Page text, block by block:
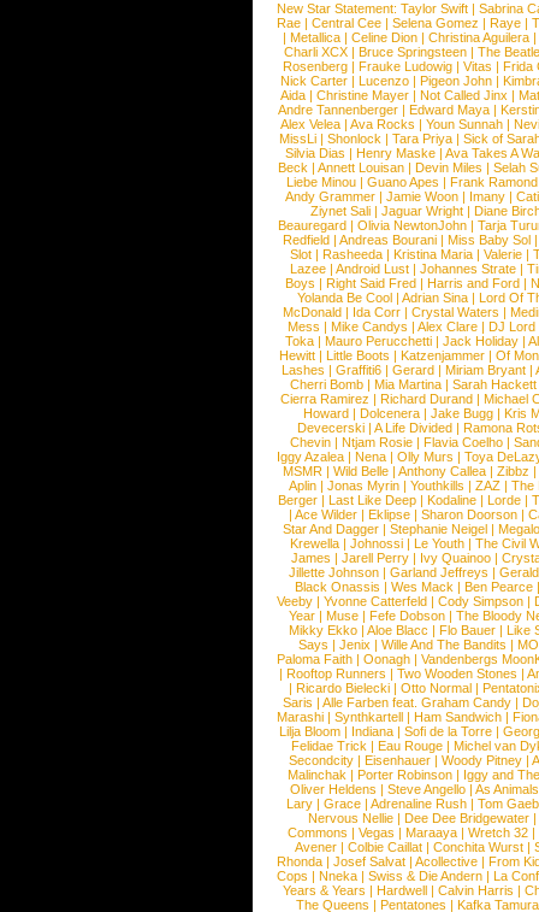
New Star Statement: Taylor Swift | Sabrina
Rae |Central Cee |Selena Gomez |Raye |
| Metallica | Celine Dion | Christina Aguilera |
Charli XCX |Bruce Springsteen |The
Rosenberg | Frauke Ludowig | Vitas | Frida
Nick Carter | Lucenzo | Pigeon John |
Aida |Christine Mayer |Not Called Jinx |
Andre Tannenberger | Edward Maya |
Alex Velea | Ava Rocks | Youn Sunnah |
MissLi | Shonlock | Tara Priya | Sick of
Silvia Dias |Henry Maske |Ava Takes A
Beck |Annett Louisan |Devin Miles |Selah
Liebe Minou |Guano Apes |Frank Ramond
Andy Grammer |Jamie Woon | Imany |
Ziynet Sali |Jaguar Wright |Diane
Beauregard |Olivia NewtonJohn |Tarja
Redfield | Andreas Bourani | Miss Baby Sol
Slot | Rasheeda | Kristina Maria | Valerie |
Lazee | Android Lust | Johannes Strate |
Boys | Right Said Fred | Harris and Ford |
Yolanda Be Cool |Adrian Sina |Lord Of
McDonald | Ida Corr |Crystal Waters |
Mess | Mike Candys | Alex Clare | DJ Lord
Toka | Mauro Perucchetti | Jack Holiday |
Hewitt |Little Boots |Katzenjammer |Of
Lashes |Graffiti6 |Gerard |Miriam Bryant |
Cherri Bomb | Mia Martina | Sarah Hackett
Cierra Ramirez | Richard Durand | Michael
Howard |Dolcenera |Jake Bugg |Kris
Devecerski |A Life Divided |Ramona
Chevin |Ntjam Rosie |Flavia Coelho |
Iggy Azalea | Nena | Olly Murs | Toya
MSMR |Wild Belle |Anthony Callea |Zibbz
Aplin | Jonas Myrin | Youthkills | ZAZ | The
Berger |Last Like Deep |Kodaline |Lorde |
|Ace Wilder |Eklipse |Sharon Doorson |
Star And Dagger | Stephanie Neigel |
Krewella | Johnossi | Le Youth | The Civil
James | Jarell Perry | Ivy Quainoo |
Jillette Johnson | Garland Jeffreys |
Black Onassis | Wes Mack | Ben Pearce
Veeby | Yvonne Catterfeld | Cody Simpson |
Year |Muse |Fefe Dobson |The Bloody
Mikky Ekko | Aloe Blacc | Flo Bauer | Like
Says | Jenix | Wille And The Bandits | MO
Paloma Faith |Oonagh |Vandenbergs
|Rooftop Runners |Two Wooden Stones |
| Ricardo Bielecki | Otto Normal |
Saris | Alle Farben feat. Graham Candy |
Marashi | Synthkartell | Ham Sandwich |
Lilja Bloom | Indiana | Sofi de la Torre |
Felidae Trick | Eau Rouge | Michel van
Secondcity |Eisenhauer |Woody Pitney |
Malinchak |Porter Robinson | Iggy and
Oliver Heldens |Steve Angello |As Animals
Lary | Grace | Adrenaline Rush | Tom
Nervous Nellie | Dee Dee Bridgewater |
Commons |Vegas |Maraaya |Wretch 32 |
Avener | Colbie Caillat | Conchita Wurst |
Rhonda | Josef Salvat | Acollective | From
Cops | Nneka | Swiss & Die Andern | La
Years & Years |Hardwell |Calvin Harris |
The Queens | Pentatones | Kafka Tamura